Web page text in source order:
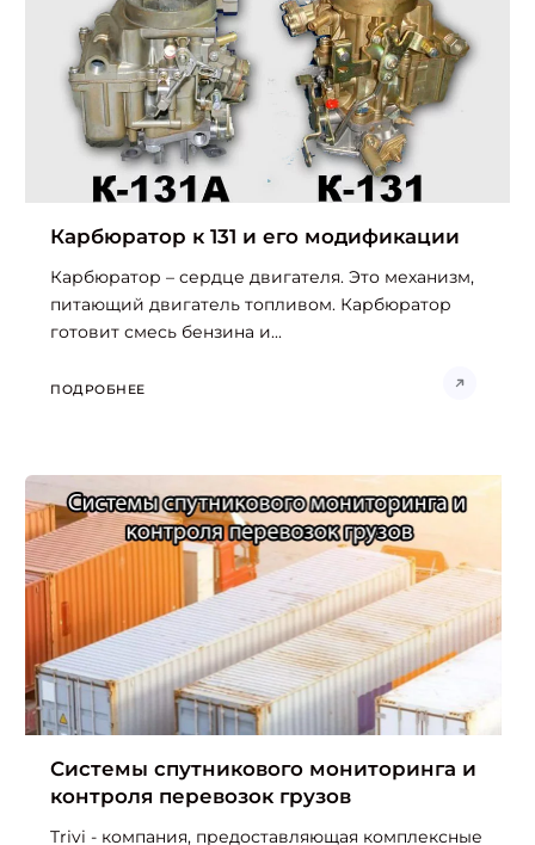
Карбюратор к 131 и его модификации
Карбюратор – сердце двигателя. Это механизм,
питающий двигатель топливом. Карбюратор
готовит смесь бензина и...
ПОДРОБНЕЕ
Системы спутникового мониторинга и
контроля перевозок грузов
Trivi - компания, предоставляющая комплексные